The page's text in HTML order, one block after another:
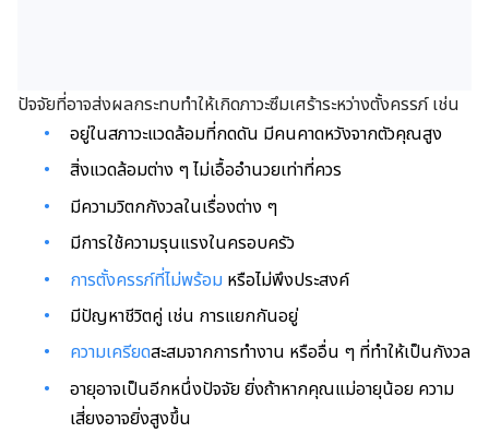
ปัจจัยที่อาจส่งผลกระทบทำให้เกิดภาวะซึมเศร้าระหว่างตั้งครรภ์ เช่น
อยู่ในสภาวะแวดล้อมที่กดดัน มีคนคาดหวังจากตัวคุณสูง
สิ่งแวดล้อมต่าง ๆ ไม่เอื้ออำนวยเท่าที่ควร
มีความวิตกกังวลในเรื่องต่าง ๆ
มีการใช้ความรุนแรงในครอบครัว
การตั้งครรภ์ที่ไม่พร้อม หรือไม่พึงประสงค์
มีปัญหาชีวิตคู่ เช่น การแยกกันอยู่
ความเครียดสะสมจากการทำงาน หรืออื่น ๆ ที่ทำให้เป็นกังวล
อายุอาจเป็นอีกหนึ่งปัจจัย ยิ่งถ้าหากคุณแม่อายุน้อย ความ
เสี่ยงอาจยิ่งสูงขึ้น